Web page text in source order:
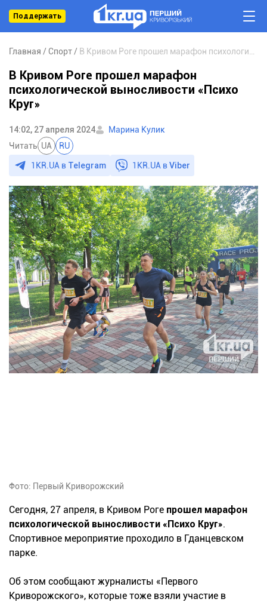
Поддержать
Главная Спорт
В Кривом Роге прошел марафон
психологической выносливости «Психо
Круг»
14:02, 27 апреля 2024
Марина Кулик
Читать UA RU
1KR.UA в Telegram 1KR.UA вViber
Фото: Первый Криворожский
Сегодня, 27 апреля, в Кривом Роге прошел марафон
психологической выносливости «Психо Круг».
Спортивное мероприятие проходило в Гданцевском
парке.
Об этом сообщают журналисты «Первого
Криворожского», которые тоже взяли участие в